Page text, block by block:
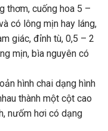
thơm, cuống hoa 5 –
có lông mịn hay láng,
giác, đỉnh tù, 0,5 – 2
mịn, bìa nguyên có
hình chai dạng hình
thành một cột cao
nưốm hơi có dạng